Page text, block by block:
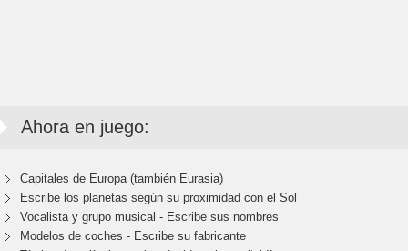
Ahora en juego:
Capitales de Europa (también Eurasia)
Escribe los planetas según su proximidad con el Sol
Vocalista y grupo musical - Escribe sus nombres
Modelos de coches - Escribe su fabricante